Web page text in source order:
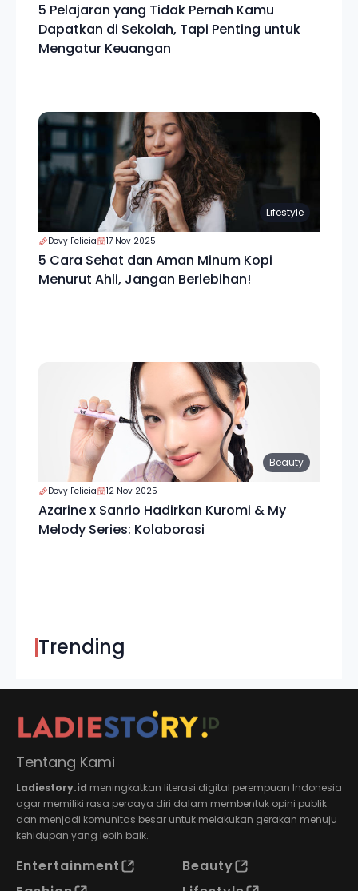
5 Pelajaran yang Tidak Pernah Kamu
Dapatkan di Sekolah, Tapi Penting untuk
Mengatur Keuangan
Lifestyle
Devy Felicia 17 Nov 2025
5 Cara Sehat dan Aman Minum Kopi
Menurut Ahli, Jangan Berlebihan!
Beauty
Devy Felicia 12 Nov 2025
Azarine x Sanrio Hadirkan Kuromi & My
Melody Series: Kolaborasi
Trending
Tentang Kami
Ladiestory.id meningkatkan literasi digital perempuan Indonesia
agar memiliki rasa percaya diri dalam membentuk opini publik
dan menjadi komunitas besar untuk melakukan gerakan menuju
kehidupan yang lebih baik.
Entertainment
Beauty